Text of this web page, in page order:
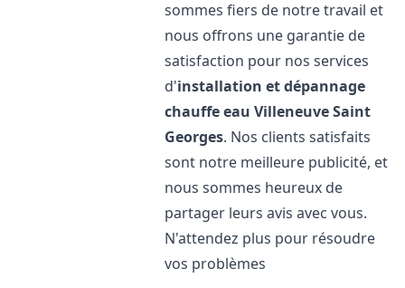
sommes fiers de notre travail et
nous offrons une garantie de
satisfaction pour nos services
d'installation et dépannage
chauffe eau Villeneuve Saint
Georges. Nos clients satisfaits
sont notre meilleure publicité, et
nous sommes heureux de
partager leurs avis avec vous.
N'attendez plus pour résoudre
vos problèmes